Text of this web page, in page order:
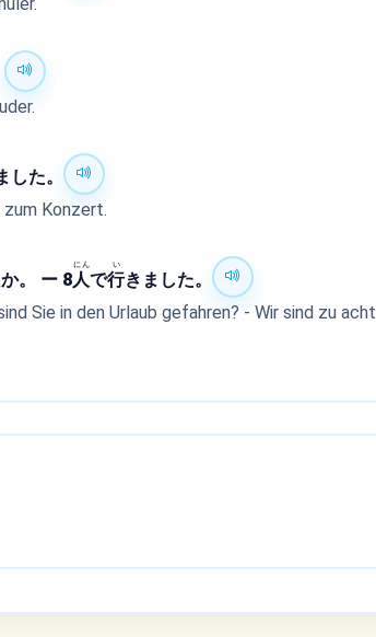
した。
zum Konzert.
。 ー 8人
にん
で行
い
きました。
Sie in den Urlaub gefahren? - Wir sind zu acht